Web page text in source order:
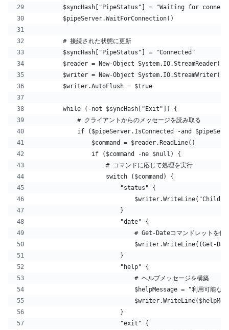
$syncHash["PipeStatus"] = "Waiting for
        $pipeServer.WaitForConnection()
        # 接続された状態に更新
        $syncHash["PipeStatus"] = "Connected"
$reader = New-Object
$writer = New-Object
        $writer.AutoFlush = $true
        while (-not $syncHash["Exit"]) {
            # クライアントからのメッセージを読み取る
if ($pipeServer.IsConnected -and
                $command = $reader.ReadLine()
                if ($command -ne $null) {
                    # コマンドに応じて処理を実行
                    switch ($command) {
                        "status" {
$writer.WriteLine("Child
                        }
                        "date" {
# Get-Dateコマンドレットを使
$writer.WriteLine((Get-
                        }
                        "help" {
                            # ヘルプメッセージを構築
$helpMessage = "利用可能なコ
                        }
                        "exit" {